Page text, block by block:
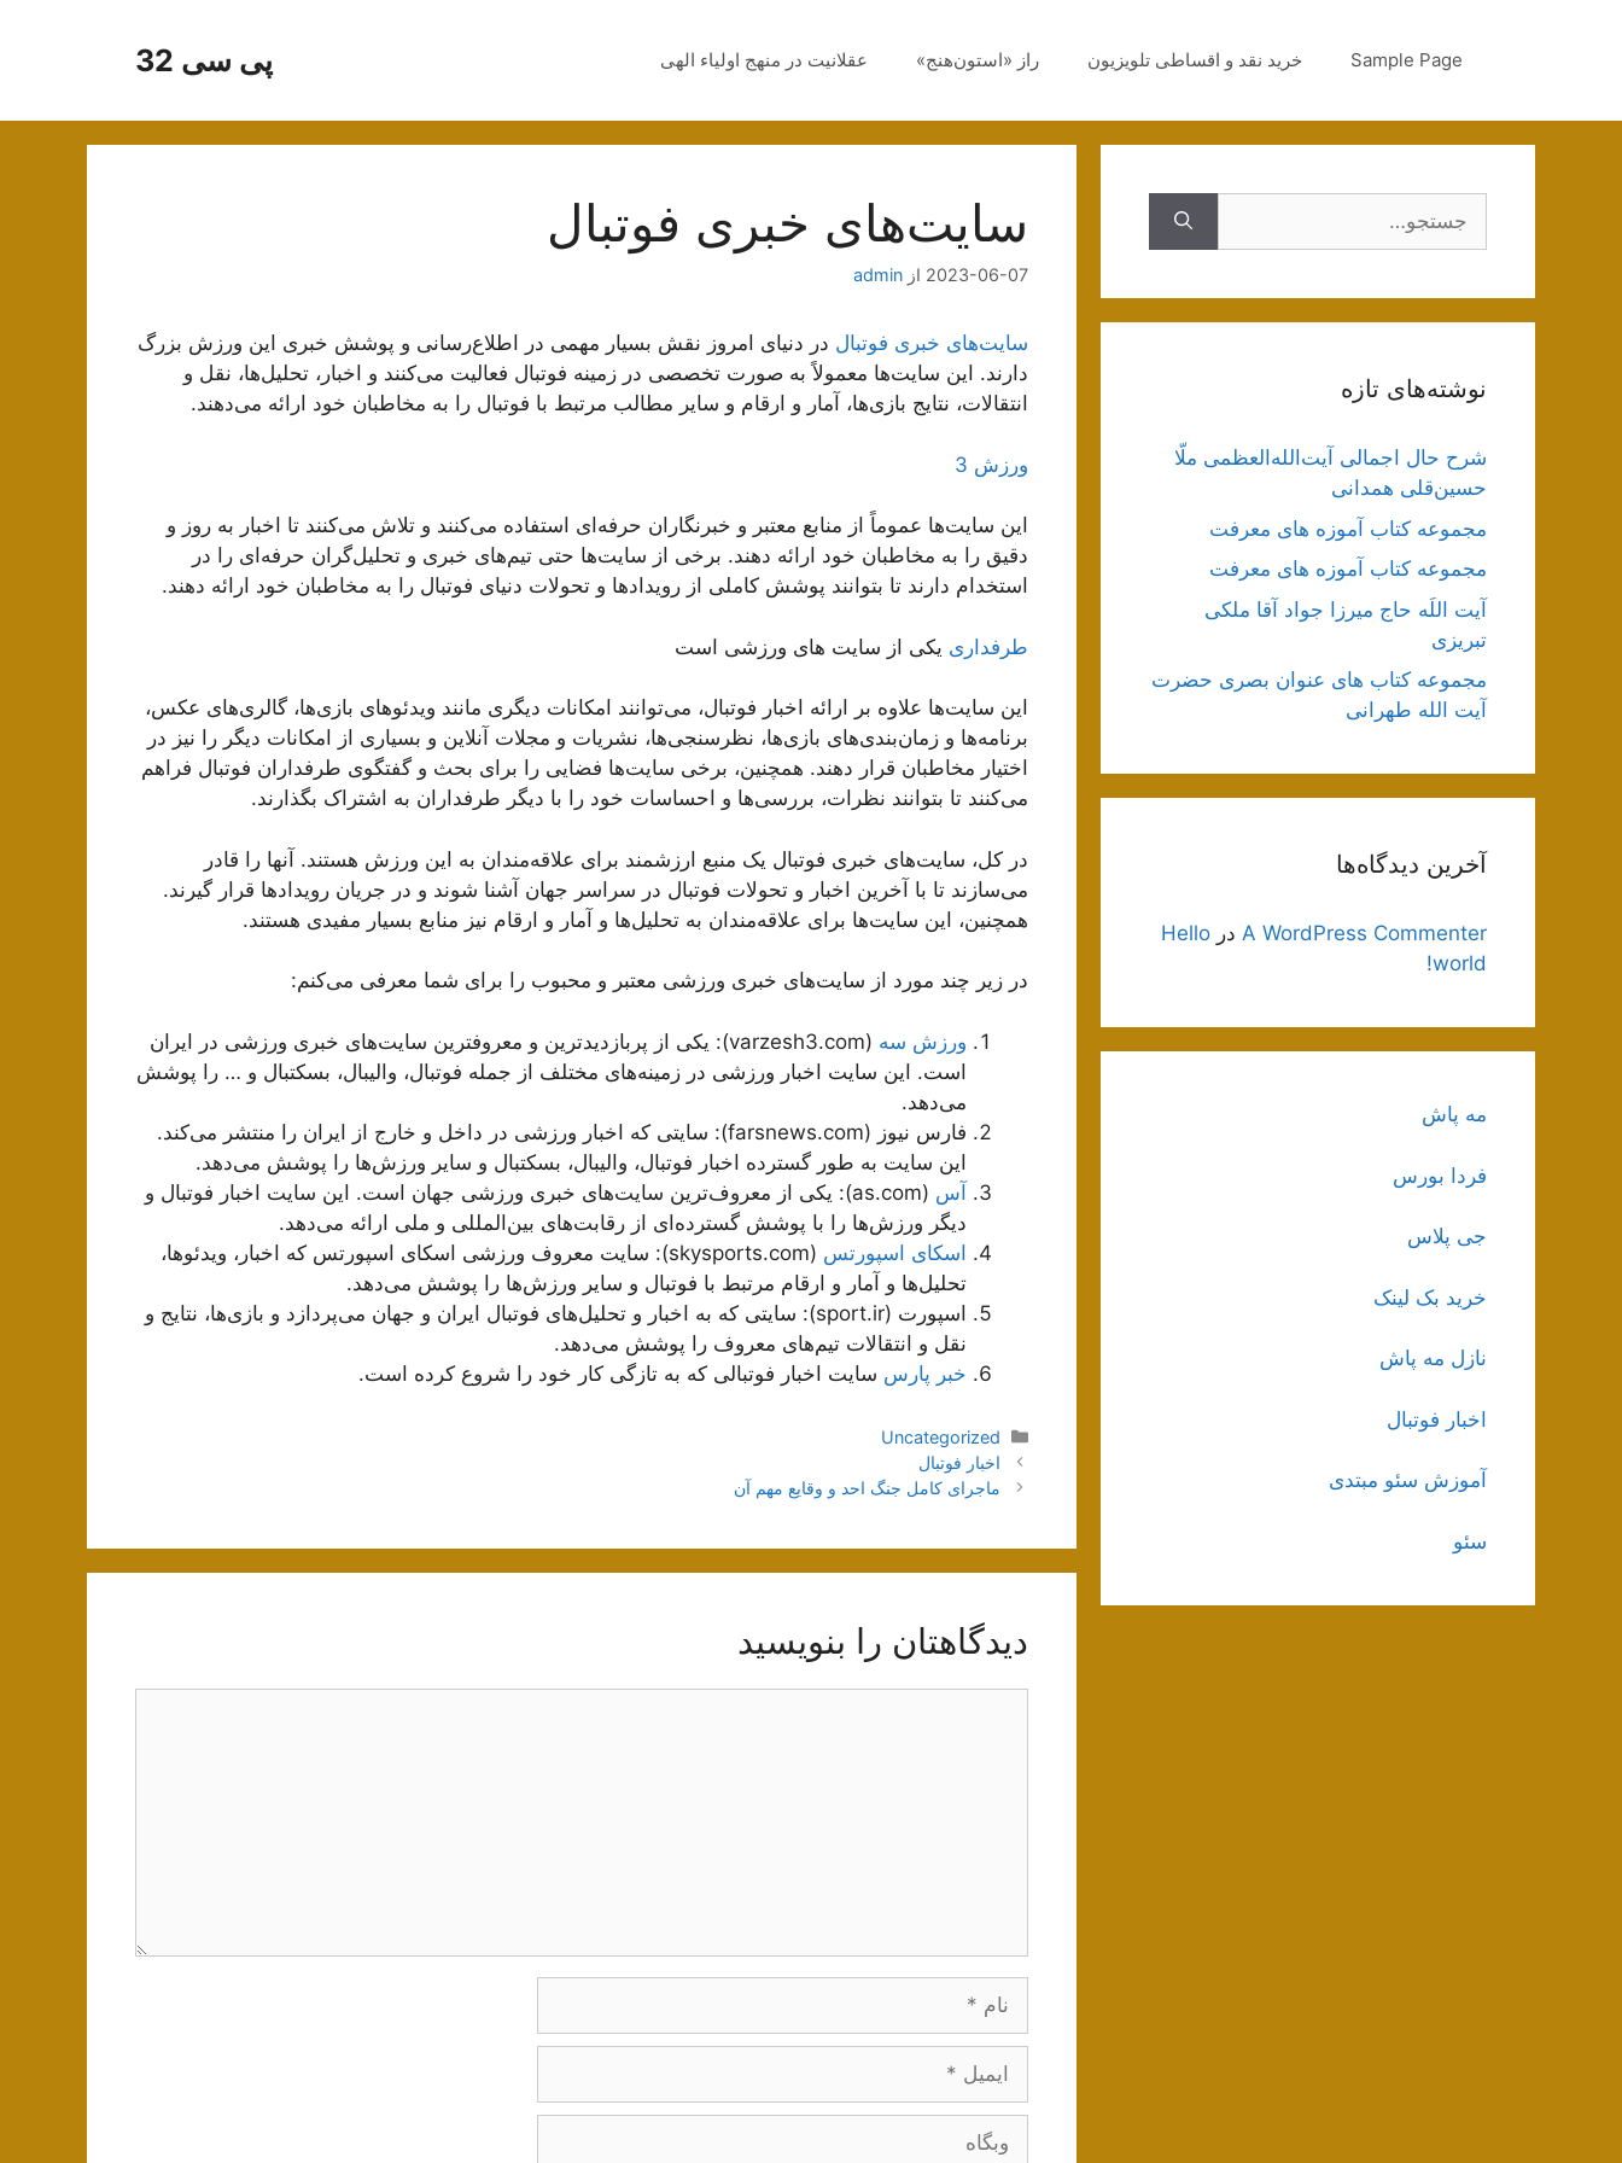
پی سی 32 Sample Page خرید نقد و اقساطی تلویزیون راز «استون‌هنج» عقلانیت در منهج اولیاء الهی
سایت‌های خبری فوتبال
2023-06-07 از admin
سایت‌های خبری فوتبال در دنیای امروز نقش بسیار مهمی در اطلاع‌رسانی و پوشش خبری این ورزش بزرگ
دارند. این سایت‌ها معمولاً به صورت تخصصی در زمینه فوتبال فعالیت می‌کنند و اخبار، تحلیل‌ها، نقل و
انتقالات، نتایج بازی‌ها، آمار و ارقام و سایر مطالب مرتبط با فوتبال را به مخاطبان خود ارائه می‌دهند.
ورزش 3
این سایت‌ها عموماً از منابع معتبر و خبرنگاران حرفه‌ای استفاده می‌کنند و تلاش می‌کنند تا اخبار به روز و
دقیق را به مخاطبان خود ارائه دهند. برخی از سایت‌ها حتی تیم‌های خبری و تحلیل‌گران حرفه‌ای را در
استخدام دارند تا بتوانند پوشش کاملی از رویدادها و تحولات دنیای فوتبال را به مخاطبان خود ارائه دهند.
طرفداری یکی از سایت های ورزشی است
این سایت‌ها علاوه بر ارائه اخبار فوتبال، می‌توانند امکانات دیگری مانند ویدئوهای بازی‌ها، گالری‌های عکس،
برنامه‌ها و زمان‌بندی‌های بازی‌ها، نظرسنجی‌ها، نشریات و مجلات آنلاین و بسیاری از امکانات دیگر را نیز در
اختیار مخاطبان قرار دهند. همچنین، برخی سایت‌ها فضایی را برای بحث و گفتگوی طرفداران فوتبال فراهم
می‌کنند تا بتوانند نظرات، بررسی‌ها و احساسات خود را با دیگر طرفداران به اشتراک بگذارند.
در کل، سایت‌های خبری فوتبال یک منبع ارزشمند برای علاقه‌مندان به این ورزش هستند. آنها را قادر
می‌سازند تا با آخرین اخبار و تحولات فوتبال در سراسر جهان آشنا شوند و در جریان رویدادها قرار گیرند.
همچنین، این سایت‌ها برای علاقه‌مندان به تحلیل‌ها و آمار و ارقام نیز منابع بسیار مفیدی هستند.
در زیر چند مورد از سایت‌های خبری ورزشی معتبر و محبوب را برای شما معرفی می‌کنم:
ورزش سه
(varzesh3.com): یکی از پربازدیدترین و معروفترین سایت‌های خبری ورزشی در ایران
است. این سایت اخبار ورزشی در زمینه‌های مختلف از جمله فوتبال، والیبال، بسکتبال و … را پوشش
می‌دهد.
فارس نیوز (farsnews.com): سایتی که اخبار ورزشی در داخل و خارج از ایران را منتشر می‌کند.
این سایت به طور گسترده اخبار فوتبال، والیبال، بسکتبال و سایر ورزش‌ها را پوشش می‌دهد.
آس
(as.com): یکی از معروف‌ترین سایت‌های خبری ورزشی جهان است. این سایت اخبار فوتبال و
دیگر ورزش‌ها را با پوشش گسترده‌ای از رقابت‌های بین‌المللی و ملی ارائه می‌دهد.
اسکای اسپورتس
(skysports.com): سایت معروف ورزشی اسکای اسپورتس که اخبار، ویدئوها،
تحلیل‌ها و آمار و ارقام مرتبط با فوتبال و سایر ورزش‌ها را پوشش می‌دهد.
اسپورت (sport.ir): سایتی که به اخبار و تحلیل‌های فوتبال ایران و جهان می‌پردازد و بازی‌ها، نتایج و
نقل و انتقالات تیم‌های معروف را پوشش می‌دهد.
خبر پارس سایت اخبار فوتبالی که به تازگی کار خود را شروع کرده است.
دسته‌ها
Uncategorized
ناوبری
نوشته‌ها
اخبار فوتبال
ماجرای کامل جنگ احد و وقایع مهم آن
دیدگاهتان را بنویسید
وبگاه
نوشته‌های تازه
شرح حال اجمالی آیت‌الله‌العظمی ملّا
حسین‌قلی همدانی
مجموعه کتاب آموزه های معرفت
مجموعه کتاب آموزه های معرفت
آیت اللَه حاج میرزا جواد آقا ملکی
تبریزی
مجموعه کتاب های عنوان بصری حضرت
آیت الله طهرانی
آخرین دیدگاه‌ها
A WordPress Commenter در Hello
world!
مه پاش
فردا بورس
جی پلاس
خرید بک لینک
نازل مه پاش
اخبار فوتبال
آموزش سئو مبتدی
سئو